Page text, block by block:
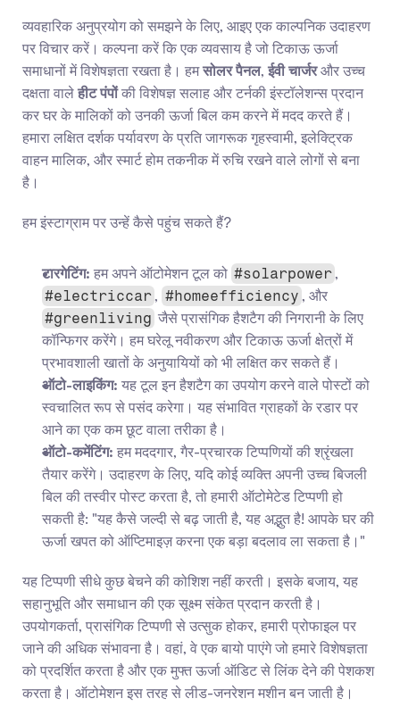
व्यवहारिक अनुप्रयोग को समझने के लिए, आइए एक काल्पनिक उदाहरण
पर विचार करें। कल्पना करें कि एक व्यवसाय है जो टिकाऊ ऊर्जा
समाधानों में विशेषज्ञता रखता है। हम सोलर पैनल, ईवी चार्जर और उच्च
दक्षता वाले हीट पंपों की विशेषज्ञ सलाह और टर्नकी इंस्टॉलेशन्स प्रदान
कर घर के मालिकों को उनकी ऊर्जा बिल कम करने में मदद करते हैं।
हमारा लक्षित दर्शक पर्यावरण के प्रति जागरूक गृहस्वामी, इलेक्ट्रिक
वाहन मालिक, और स्मार्ट होम तकनीक में रुचि रखने वाले लोगों से बना
है।
हम इंस्टाग्राम पर उन्हें कैसे पहुंच सकते हैं?
टारगेटिंग: हम अपने ऑटोमेशन टूल को #solarpower
#electriccar , #homeefficiency , और
#greenliving जैसे प्रासंगिक हैशटैग की निगरानी के लिए
कॉन्फिगर करेंगे। हम घरेलू नवीकरण और टिकाऊ ऊर्जा क्षेत्रों में
प्रभावशाली खातों के अनुयायियों को भी लक्षित कर सकते हैं।
ऑटो-लाइकिंग: यह टूल इन हैशटैग का उपयोग करने वाले पोस्टों को
स्वचालित रूप से पसंद करेगा। यह संभावित ग्राहकों के रडार पर
आने का एक कम छूट वाला तरीका है।
ऑटो-कमेंटिंग: हम मददगार, गैर-प्रचारक टिप्पणियों की श्रृंखला
तैयार करेंगे। उदाहरण के लिए, यदि कोई व्यक्ति अपनी उच्च बिजली
बिल की तस्वीर पोस्ट करता है, तो हमारी ऑटोमेटेड टिप्पणी हो
सकती है: "यह कैसे जल्दी से बढ़ जाती है, यह अद्भुत है! आपके घर की
ऊर्जा खपत को ऑप्टिमाइज़ करना एक बड़ा बदलाव ला सकता है।"
यह टिप्पणी सीधे कुछ बेचने की कोशिश नहीं करती। इसके बजाय, यह
सहानुभूति और समाधान की एक सूक्ष्म संकेत प्रदान करती है।
उपयोगकर्ता, प्रासंगिक टिप्पणी से उत्सुक होकर, हमारी प्रोफाइल पर
जाने की अधिक संभावना है। वहां, वे एक बायो पाएंगे जो हमारे विशेषज्ञता
को प्रदर्शित करता है और एक मुफ्त ऊर्जा ऑडिट से लिंक देने की पेशकश
करता है। ऑटोमेशन इस तरह से लीड-जनरेशन मशीन बन जाती है।